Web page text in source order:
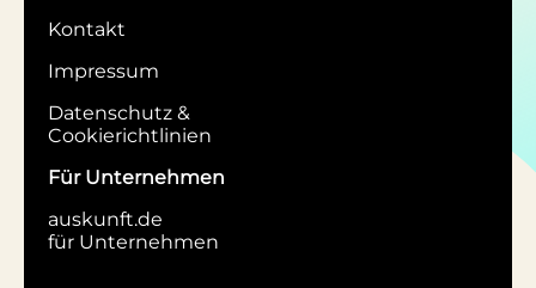
Kontakt
Impressum
Datenschutz &
Cookierichtlinien
Für Unternehmen
auskunft.de
für Unternehmen